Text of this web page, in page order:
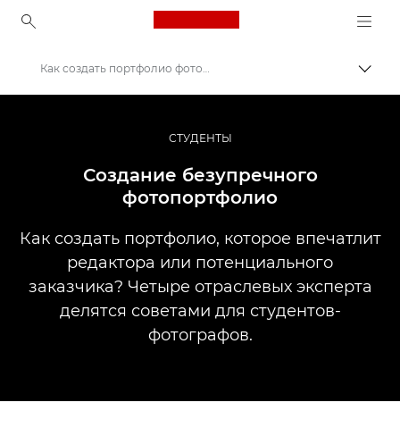
Canon Logo, back to
Профессиональная фото- и видеосъемка
Истории
Как создать портфолио фотографий
СТУДЕНТЫ
Создание безупречного
фотопортфолио
Как создать портфолио, которое впечатлит
редактора или потенциального
заказчика? Четыре отраслевых эксперта
делятся советами для студентов-
фотографов.